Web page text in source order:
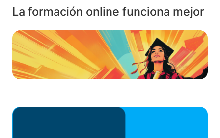
La formación online funciona mejor